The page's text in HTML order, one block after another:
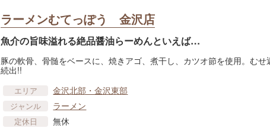
ラーメンむてっぽう 金沢店
魚介の旨味溢れる絶品醤油らーめんといえば…
豚の軟骨、骨髄をベースに、焼きアゴ、煮干し、カツオ節を使用。む
続出!!
エリア 金沢北部・金沢東部
ジャンル ラーメン
定休日 無休